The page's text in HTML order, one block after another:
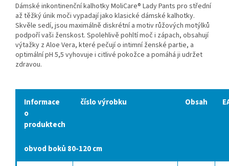
Dámské inkontinenční kalhotky MoliCare® Lady Pants pro střední
až těžký únik moči vypadají jako klasické dámské kalhotky.
Skvěle sedí, jsou maximálně diskrétní a motiv růžových motýlků
podpoří vaši ženskost. Spolehlivě pohltí moč i zápach, obsahují
výtažky z Aloe Vera, které pečují o intimní ženské partie, a
optimální pH 5,5 vyhovuje i citlivé pokožce a pomáhá ji udržet
zdravou.
Informace
o
produktech
číslo výrobku Obsah
obvod boků 80-120 cm